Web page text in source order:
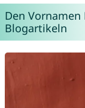
Den
Blogartikeln